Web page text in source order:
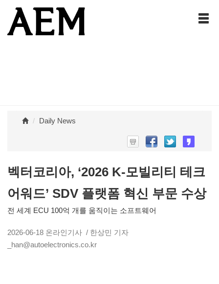
Daily News
벡터코리아, ‘2026 K-모빌리티 테크
어워드’ SDV 플랫폼 혁신 부문 수상
전 세계 ECU 100억 개를 움직이는 소프트웨어
2026-06-18 온라인기사 / 한상민 기자
_han@autoelectronics.co.kr